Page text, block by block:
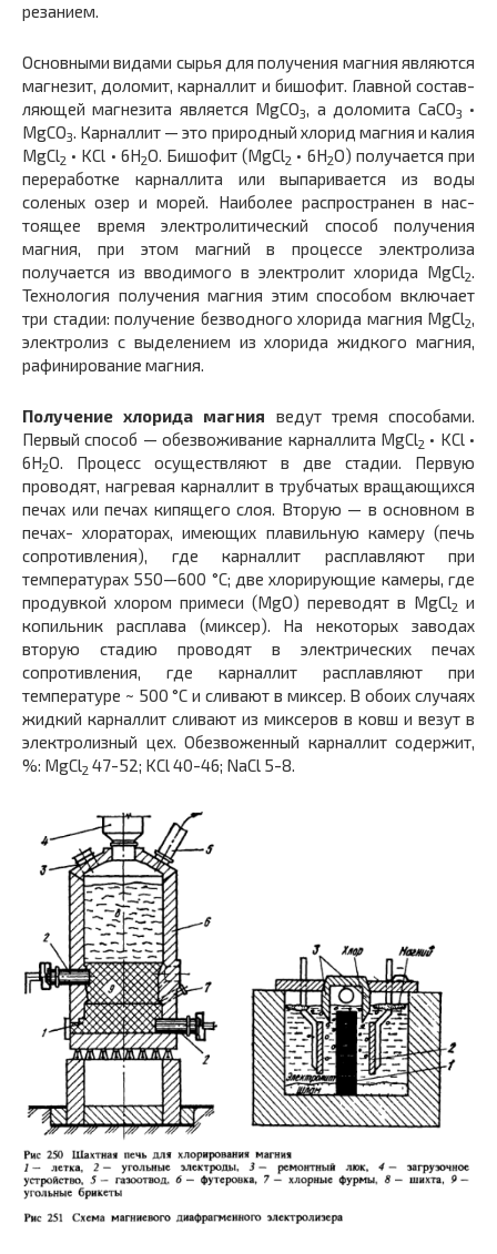
резанием.
Основными видами сырья для получения магния являются
магнезит, доломит, карналлит и бишофит. Главной состав­
ляющей магнезита является MgCO3, а доломита CaCO3
•
MgCO3. Карналлит — это природный хлорид магния и калия
MgCl2 • KCl • 6Н2O. Бишофит (MgCl2 • 6Н2O) полу­чается при
переработке карналлита или выпаривается из воды
соленых озер и морей. Наиболее распространен в нас­
тоящее время электролитический способ получения
магния, при этом магний в процессе электролиза
получается из вво­димого в электролит хлорида MgCl2.
Технология получения магния этим способом включает
три стадии: получение без­водного хлорида магния MgCl2,
электролиз с выделением из хлорида жидкого магния,
рафинирование магния.
Получение хлорида магния ведут тремя способами.
Первый способ — обезвоживание карналлита MgCl2 • KCl •
6Н2O. Процесс осуществляют в две стадии. Первую
проводят, нагревая карналлит в трубчатых вращающихся
печах или пе­чах кипящего слоя. Вторую — в основном в
печах- хлораторах, имеющих плавильную камеру (печь
сопротивле­ния), где карналлит расплавляют при
температурах 550—600 °С; две хлорирующие камеры, где
продувкой хлором примеси (MgO) переводят в MgCl2
и
копильник расплава (миксер). На некоторых заводах
вторую стадию проводят в электрических печах
сопротивления, где карналлит расплав­ляют при
температуре ~ 500 °С и сливают в миксер. В обоих случаях
жидкий карналлит сливают из миксеров в ковш и везут в
электролизный цех. Обезвоженный карналлит содер­жит,
%: MgCl2 47-52; KCl 40-46; NaCl 5-8.